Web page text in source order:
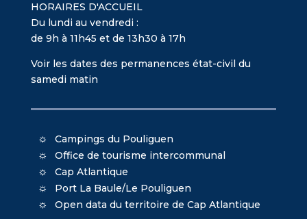
HORAIRES D'ACCUEIL
Du lundi au vendredi :
de 9h à 11h45 et de 13h30 à 17h
Voir les dates des permanences état-civil du
samedi matin
Campings du Pouliguen
Office de tourisme intercommunal
Cap Atlantique
Port La Baule/Le Pouliguen
Open data du territoire de Cap Atlantique